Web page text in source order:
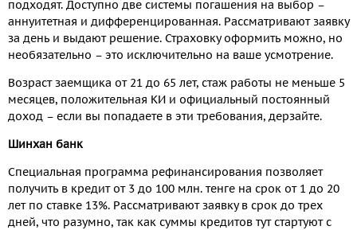
подходят. Доступно две системы погашения на выбор –
аннуитетная и дифференцированная. Рассматривают заявку
за день и выдают решение. Страховку оформить можно, но
необязательно – это исключительно на ваше усмотрение.
Возраст заемщика от 21 до 65 лет, стаж работы не меньше 5
месяцев, положительная КИ и официальный постоянный
доход – если вы попадаете в эти требования, дерзайте.
Шинхан банк
Специальная программа рефинансирования позволяет
получить в кредит от 3 до 100 млн. тенге на срок от 1 до 20
лет по ставке 13%. Рассматривают заявку в срок до трех
дней, что разумно, так как суммы кредитов тут стартуют с